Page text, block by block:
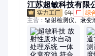
江苏超敏科技有限
6年 厂 综
主营： 辐射检测仪、衰变
理系统、X射线荧光光谱